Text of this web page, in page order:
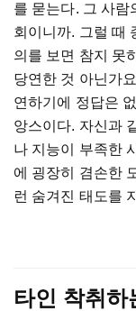
를 묻는다. 그 사람
회이니까. 그럴 때
의를 보면 참지 못
당연한 것 아닌가
연하기에 정답은
앙스이다. 자신과
나 지능이 부족한
에 굉장히 겸손한
런 숨겨진 태도를
타인 착취하